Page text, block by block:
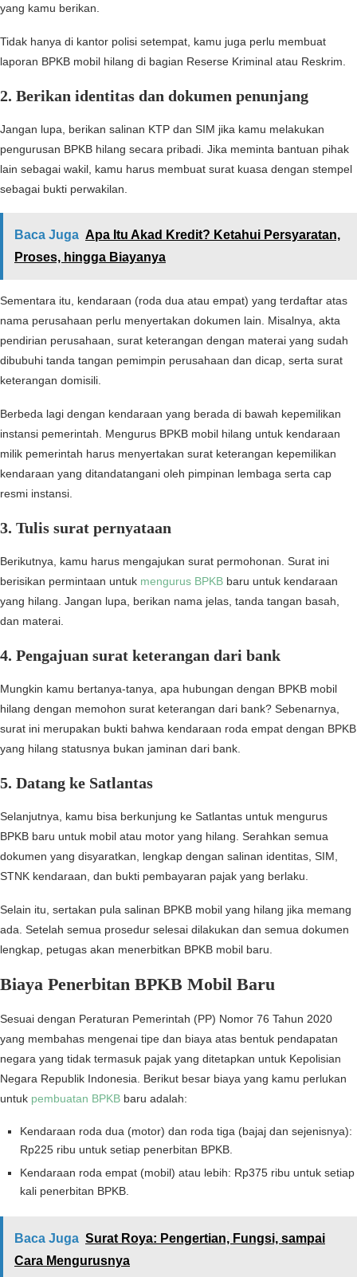
yang kamu berikan.
Tidak hanya di kantor polisi setempat, kamu juga perlu membuat
laporan BPKB mobil hilang di bagian Reserse Kriminal atau Reskrim.
2. Berikan identitas dan dokumen penunjang
Jangan lupa, berikan salinan KTP dan SIM jika kamu melakukan
pengurusan BPKB hilang secara pribadi. Jika meminta bantuan pihak
lain sebagai wakil, kamu harus membuat surat kuasa dengan stempel
sebagai bukti perwakilan.
Baca Juga Apa Itu Akad Kredit? Ketahui Persyaratan,
Proses, hingga Biayanya
Sementara itu, kendaraan (roda dua atau empat) yang terdaftar atas
nama perusahaan perlu menyertakan dokumen lain. Misalnya, akta
pendirian perusahaan, surat keterangan dengan materai yang sudah
dibubuhi tanda tangan pemimpin perusahaan dan dicap, serta surat
keterangan domisili.
Berbeda lagi dengan kendaraan yang berada di bawah kepemilikan
instansi pemerintah. Mengurus BPKB mobil hilang untuk kendaraan
milik pemerintah harus menyertakan surat keterangan kepemilikan
kendaraan yang ditandatangani oleh pimpinan lembaga serta cap
resmi instansi.
3. Tulis surat pernyataan
Berikutnya, kamu harus mengajukan surat permohonan. Surat ini
berisikan permintaan untuk mengurus BPKB baru untuk kendaraan
yang hilang. Jangan lupa, berikan nama jelas, tanda tangan basah,
dan materai.
4. Pengajuan surat keterangan dari bank
Mungkin kamu bertanya-tanya, apa hubungan dengan BPKB mobil
hilang dengan memohon surat keterangan dari bank? Sebenarnya,
surat ini merupakan bukti bahwa kendaraan roda empat dengan BPKB
yang hilang statusnya bukan jaminan dari bank.
5. Datang ke Satlantas
Selanjutnya, kamu bisa berkunjung ke Satlantas untuk mengurus
BPKB baru untuk mobil atau motor yang hilang. Serahkan semua
dokumen yang disyaratkan, lengkap dengan salinan identitas, SIM,
STNK kendaraan, dan bukti pembayaran pajak yang berlaku.
Selain itu, sertakan pula salinan BPKB mobil yang hilang jika memang
ada. Setelah semua prosedur selesai dilakukan dan semua dokumen
lengkap, petugas akan menerbitkan BPKB mobil baru.
Biaya Penerbitan BPKB Mobil Baru
Sesuai dengan Peraturan Pemerintah (PP) Nomor 76 Tahun 2020
yang membahas mengenai tipe dan biaya atas bentuk pendapatan
negara yang tidak termasuk pajak yang ditetapkan untuk Kepolisian
Negara Republik Indonesia. Berikut besar biaya yang kamu perlukan
untuk pembuatan BPKB baru adalah:
Kendaraan roda dua (motor) dan roda tiga (bajaj dan sejenisnya):
Rp225 ribu untuk setiap penerbitan BPKB.
Kendaraan roda empat (mobil) atau lebih: Rp375 ribu untuk setiap
kali penerbitan BPKB.
Baca Juga Surat Roya: Pengertian, Fungsi, sampai
Cara Mengurusnya